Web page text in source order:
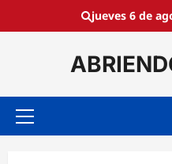
jueves 6 de
Menú